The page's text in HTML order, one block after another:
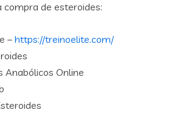
compra de esteroides:
– https://treinoelite.com/
Anabólicos Online